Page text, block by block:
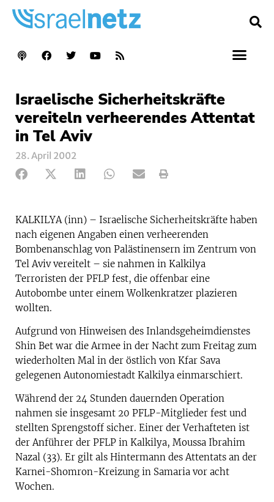
Israelische Sicherheitskräfte
vereiteln verheerendes Attentat
in Tel Aviv
28. April 2002
KALKILYA (inn) – Israelische Sicherheitskräfte haben
nach eigenen Angaben einen verheerenden
Bombenanschlag von Palästinensern im Zentrum von
Tel Aviv vereitelt – sie nahmen in Kalkilya
Terroristen der PFLP fest, die offenbar eine
Autobombe unter einem Wolkenkratzer plazieren
wollten.
Aufgrund von Hinweisen des Inlandsgeheimdienstes
Shin Bet war die Armee in der Nacht zum Freitag zum
wiederholten Mal in der östlich von Kfar Sava
gelegenen Autonomiestadt Kalkilya einmarschiert.
Während der 24 Stunden dauernden Operation
nahmen sie insgesamt 20 PFLP-Mitglieder fest und
stellten Sprengstoff sicher. Einer der Verhafteten ist
der Anführer der PFLP in Kalkilya, Moussa Ibrahim
Nazal (33). Er gilt als Hintermann des Attentats an der
Karnei-Shomron-Kreizung in Samaria vor acht
Wochen.